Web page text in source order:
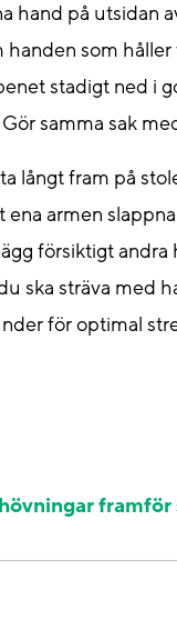
hand på utsidan
som
stadigt ned i
samma sak
långt fram på
armen
försiktigt
ska sträva med
för optimal